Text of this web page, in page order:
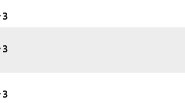
3
3
3